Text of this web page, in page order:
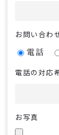
お問い合わ
電話
電話の対応
お写真